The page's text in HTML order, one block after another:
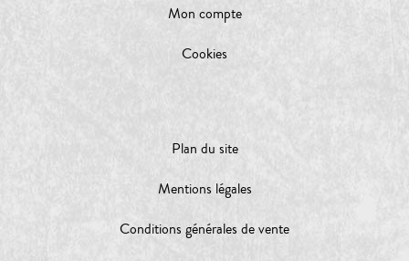
Mon compte
Cookies
Plan du site
Mentions légales
Conditions générales de vente